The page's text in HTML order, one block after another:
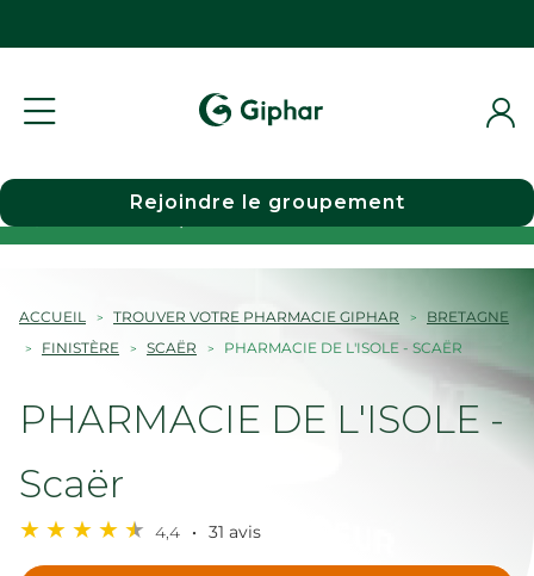
Choisir une pharmacie
Rejoindre le groupement
ACCUEIL TROUVER VOTRE PHARMACIE GIPHAR
BRETAGNE
FINISTÈRE
SCAËR PHARMACIE DE L'ISOLE - SCAËR
PHARMACIE DE L'ISOLE -
Scaër
4,4 31 avis